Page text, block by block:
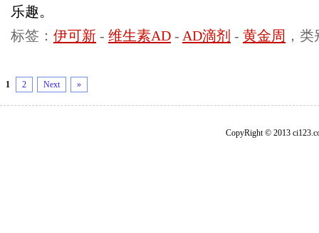
乐趣。
标签： 伊可新 - 维生素AD - AD滴剂 - 黄金周 ，
1 2 Next »
CopyRight © 2013